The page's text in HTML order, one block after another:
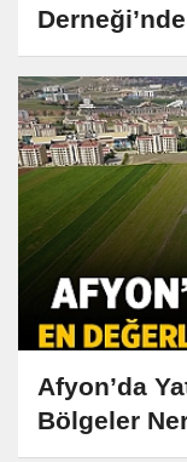
Anlamlı
Afyon’da
Bölgeler